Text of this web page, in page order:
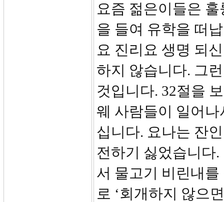
요즘 젊은이들은
을 들여 유학을 떠
요 진리요 생명 되
하지 않습니다. 그
것입니다. 32절을
웨 사람들이 일어
십니다. 요나는 잔
전하기 싫었습니다
서 물고기 비린내
로 ‘회개하지 않으